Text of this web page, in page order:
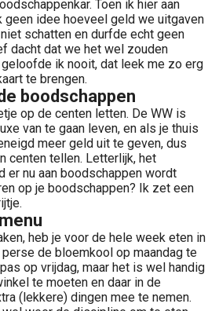
Toen ik hier aan
geen idee hoeveel geld we uitgaven
schatten en durfde echt geen
dacht dat we het wel zouden
ik nooit, dat leek me zo erg
te brengen.
boodschappen
op de centen letten. De WW is
van te gaan leven, en als je thuis
meer geld uit te geven, dus
centen tellen. Letterlijk, het
er nu aan boodschappen wordt
op je boodschappen? Ik zet een
heb je voor de hele week eten in
de bloemkool op maandag te
op vrijdag, maar het is wel handig
te moeten en daar in de
(lekkere) dingen mee te nemen.